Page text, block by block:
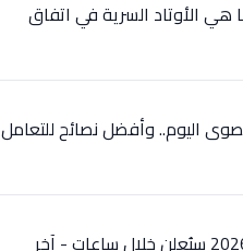
الأوتاد السرية في اتفاق
اليوم.. وأفضل نصائح للتعامل
قبل أيام من الصرف.. قرار حاسم حول معاشاتك في 2026 سيُعلن خلال ساعات - آخر